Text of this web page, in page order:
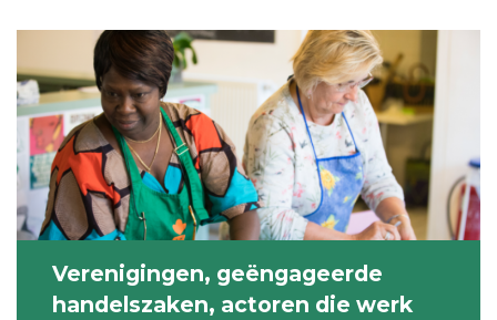
Verenigingen, geëngageerde
handelszaken, actoren die werk